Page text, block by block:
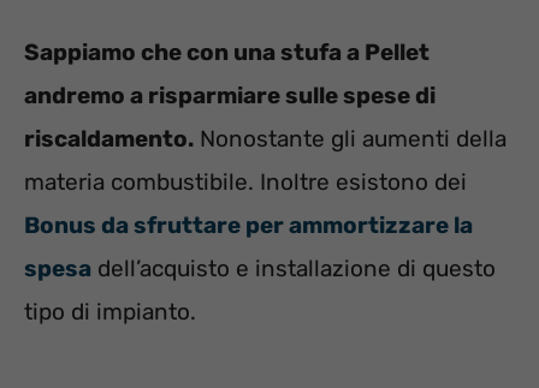
Sappiamo che con una stufa a Pellet
andremo a risparmiare sulle spese di
riscaldamento. Nonostante gli aumenti della
materia combustibile. Inoltre esistono dei
Bonus da sfruttare per ammortizzare la
spesa dell’acquisto e installazione di questo
tipo di impianto.